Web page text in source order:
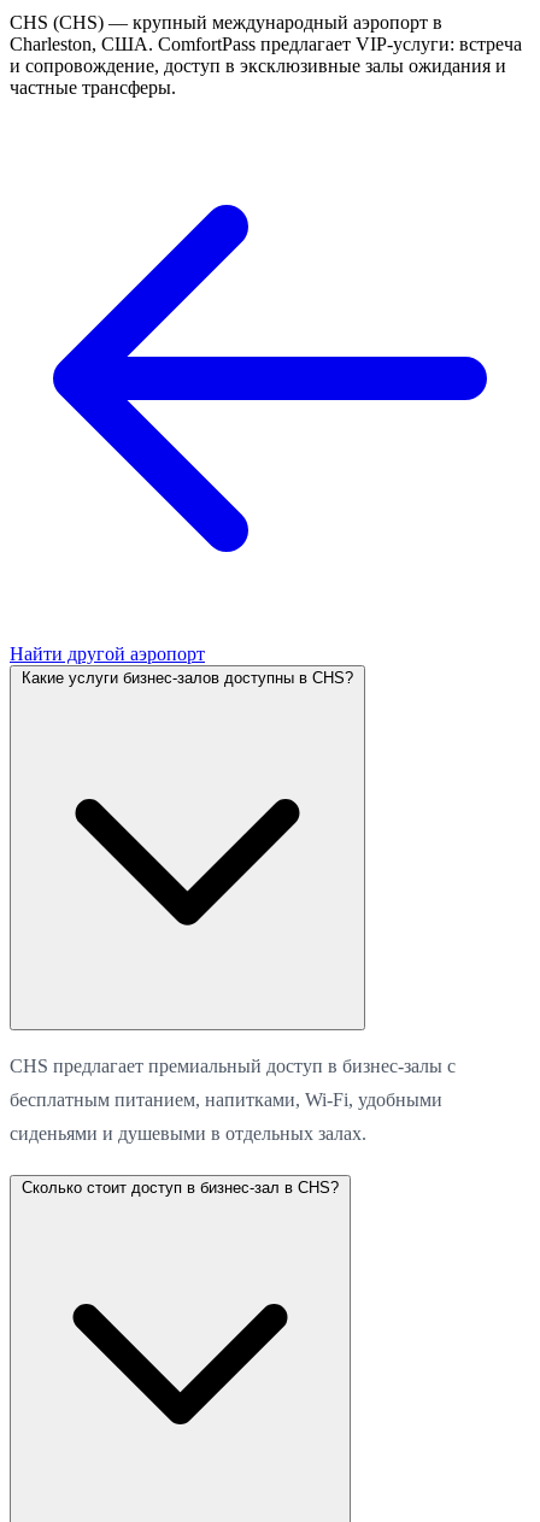
CHS (CHS) — крупный международный аэропорт в
Charleston, США. ComfortPass предлагает VIP-услуги: встреча
и сопровождение, доступ в эксклюзивные залы ожидания и
частные трансферы.
Найти другой аэропорт
Какие услуги бизнес-залов доступны в CHS?
CHS предлагает премиальный доступ в бизнес-залы с
бесплатным питанием, напитками, Wi-Fi, удобными
сиденьями и душевыми в отдельных залах.
Сколько стоит доступ в бизнес-зал в CHS?